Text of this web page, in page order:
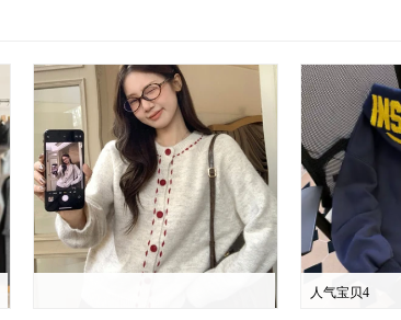
人气宝贝4